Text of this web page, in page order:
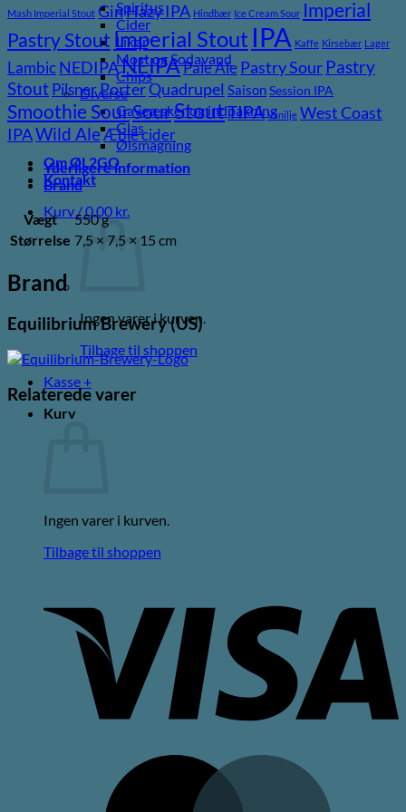
Spiritus
Cider
Likør
Most og Sodavand
Chips
Diverse
Gaveæsker og indpakning
Glas
Ølsmagning
Om ØL2GO
Kontakt
Kurv /0,00 kr.
Ingen varer i kurven.
Tilbage til shoppen
Kasse +
Kurv
Ingen varer i kurven.
Tilbage til shoppen
Mash Imperial Stout GinHazy IPA Hindbær Ice Cream Sour Imperial
Pastry Stout Imperial Stout IPA Kaffe Kirsebær Lager
Lambic NEDIPANEIPAPale Ale Pastry Sour Pastry
Stout PilsnerPorterQuadrupel SaisonSession IPA
Smoothie SourSourStoutTIPA Vanilje West Coast
IPAWild Ale Æble cider
Yderligere information
Brand
Vægt
550 g
Størrelse 7,5 × 7,5 × 15 cm
Brand
Equilibrium Brewery (US)
Relaterede varer